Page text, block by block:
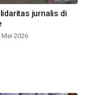
jurnalis di
Mei 2026